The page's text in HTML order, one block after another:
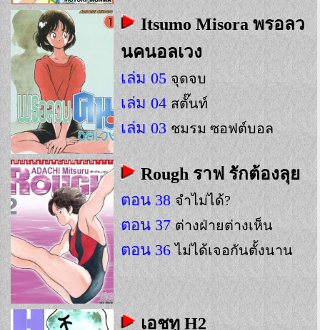
Itsumo Misora พรอลว
นคนอลเวง
เล่ม 05 จุดจบ
เล่ม 04 สตั๊นท์
เล่ม 03 ชมรม ซอฟต์บอล
Rough ราฟ รักต้องลุย
ตอน 38 จำไม่ได้?
ตอน 37 ต่างฝ่ายต่างเห็น
ตอน 36 ไม่ได้เจอกันตั้งนาน
เอชทู H2